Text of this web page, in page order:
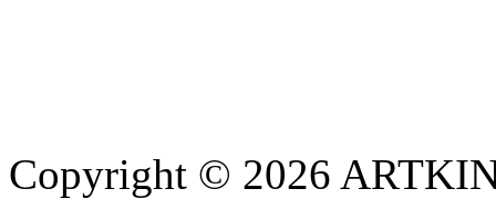
Copyright © 2026